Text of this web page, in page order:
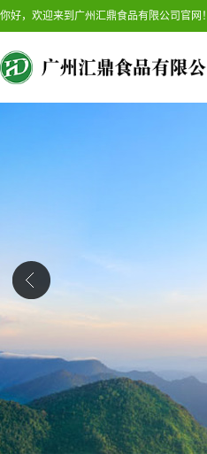
你好，欢迎来到广州汇鼎食品有限公司官网！